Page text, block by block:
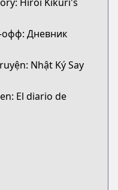
452628/list
bocchi-the-rock-
Дневник
Nhật Ký Say
El diario de